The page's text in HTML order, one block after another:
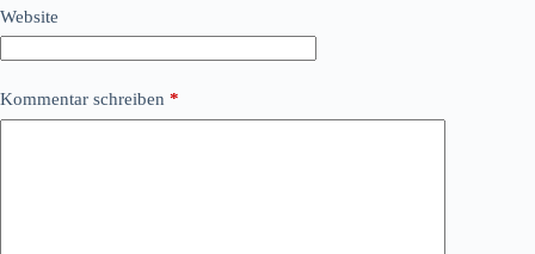
Website
Kommentar schreiben *